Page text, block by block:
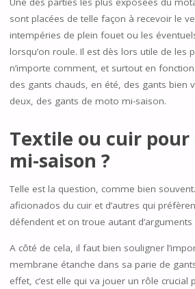
sont placées de telle façon à recevoir le
intempéries de plein fouet ou les
lorsqu’on roule. Il est dès lors utile de les
n’importe comment, et surtout en
des gants chauds, en été, des gants bien
deux, des gants de moto mi-saison.
Textile ou cuir pour
mi-saison ?
Telle est la question, comme bien
aficionados du cuir et d’autres qui
défendent et on troue autant
A côté de cela, il faut bien souligner
membrane étanche dans sa parie de
effet, c’est elle qui va jouer un rôle crucial